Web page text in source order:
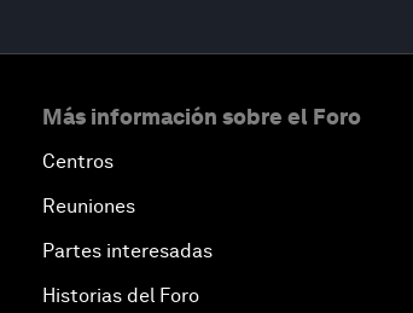
Más información sobre el Foro
Centros
Reuniones
Partes interesadas
Historias del Foro